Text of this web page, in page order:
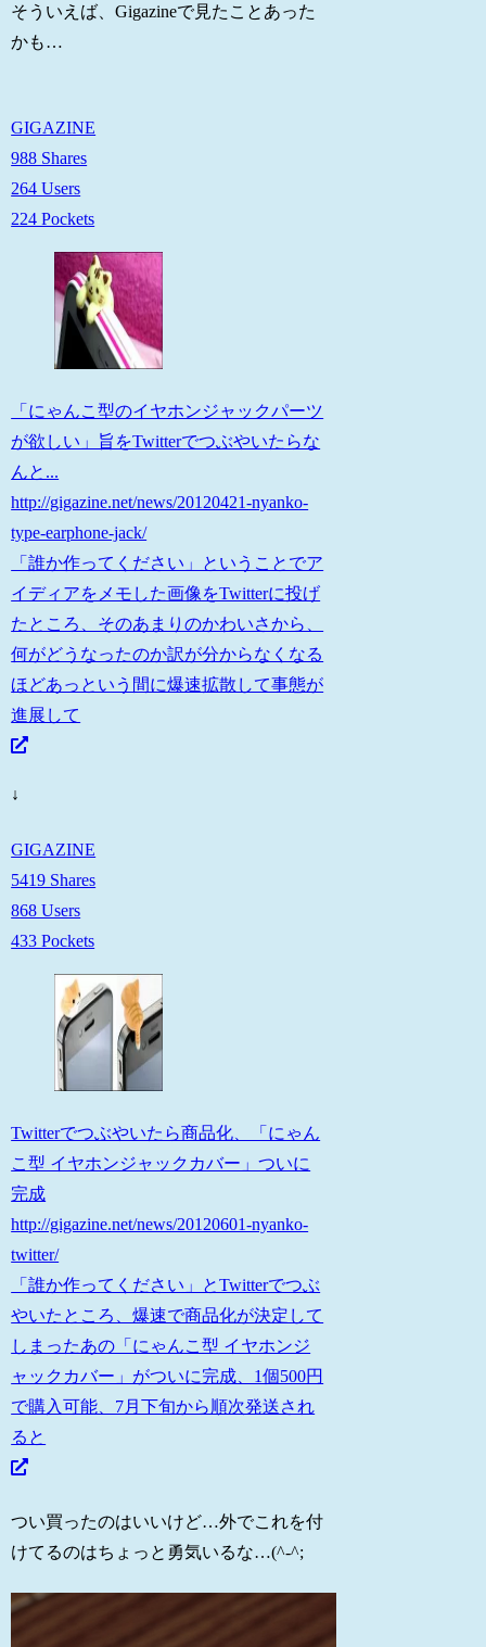
そういえば、Gigazineで見たことあった
かも…
GIGAZINE
988 Shares
264 Users
224 Pockets
「にゃんこ型のイヤホンジャックパーツ
が欲しい」旨をTwitterでつぶやいたらな
んと...
http://gigazine.net/news/20120421-nyanko-
type-earphone-jack/
「誰か作ってください」ということでア
イディアをメモした画像をTwitterに投げ
たところ、そのあまりのかわいさから、
何がどうなったのか訳が分からなくなる
ほどあっという間に爆速拡散して事態が
進展して
↓
GIGAZINE
5419 Shares
868 Users
433 Pockets
Twitterでつぶやいたら商品化、「にゃん
こ型 イヤホンジャックカバー」ついに
完成
http://gigazine.net/news/20120601-nyanko-
twitter/
「誰か作ってください」とTwitterでつぶ
やいたところ、爆速で商品化が決定して
しまったあの「にゃんこ型 イヤホンジ
ャックカバー」がついに完成、1個500円
で購入可能、7月下旬から順次発送され
ると
つい買ったのはいいけど…外でこれを付
けてるのはちょっと勇気いるな…(^-^;